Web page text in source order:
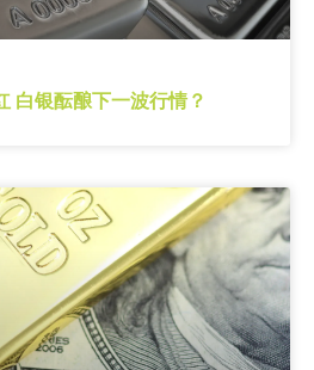
白银酝酿下一波行情？